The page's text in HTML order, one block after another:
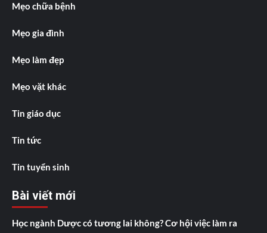
Mẹo chữa bệnh
Mẹo gia đình
Mẹo làm đẹp
Mẹo vặt khác
Tin giáo dục
Tin tức
Tin tuyển sinh
Bài viết mới
Học ngành Dược có tương lai không? Cơ hội việc làm ra